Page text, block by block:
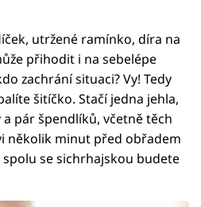
utržené ramínko, díra na
přihodit i na sebelépe
zachrání situaci? Vy! Tedy
šitíčko. Stačí jedna jehla,
pár špendlíků, včetně těch
několik minut před obřadem
se sichrhajskou budete